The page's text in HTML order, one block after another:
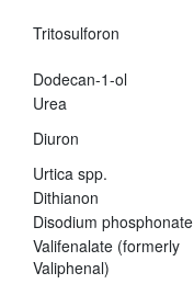
Tritosulforon
Dodecan-1-ol
Urea
Diuron
Urtica spp.
Dithianon
Disodium phosphonate
Valifenalate (formerly
Valiphenal)